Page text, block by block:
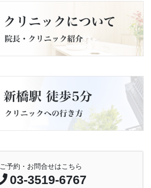
ご予約・お問合せはこちら
03-3519-6767